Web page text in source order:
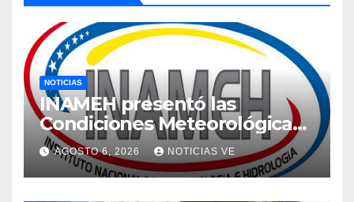
NOTICIAS
INAMEH presentó las
Condiciones Meteorológicas
para las próximas 24 horas,
de este jueves 6 de agosto
2026
AGOSTO 6, 2026 NOTICIAS VE